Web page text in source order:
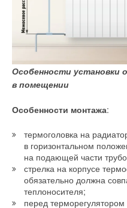
Особенности установки
в помещении
Особенности монтажа:
термоголовка на
в горизонтальном
на подающей части
стрелка на корпусе
обязательно должна
теплоносителя;
перед
Также во всех
используется
заглушки и корпуса
инновационная заглушка
надёжное соединение и
от гидроударов. Мембрана
с теплоносителем,